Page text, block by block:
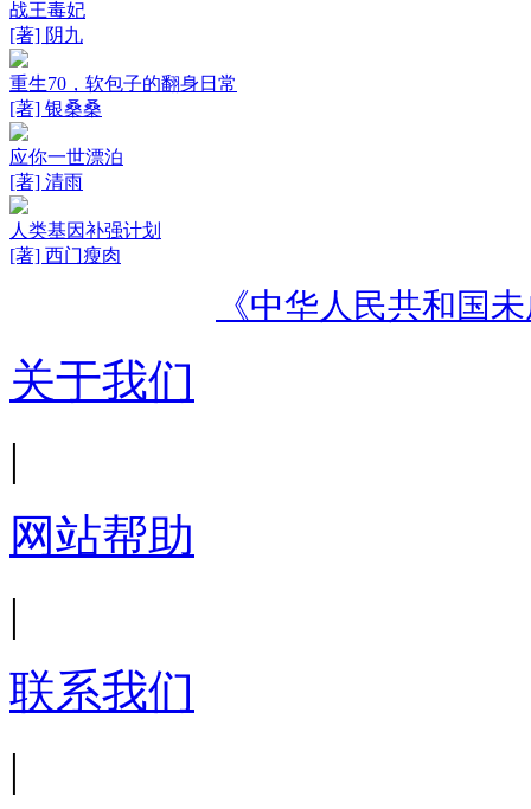
战王毒妃
[著] 阴九
重生70，软包子的翻身日常
[著] 银桑桑
应你一世漂泊
[著] 清雨
人类基因补强计划
[著] 西门瘦肉
《中华人民共和国
关于我们
|
网站帮助
|
联系我们
|